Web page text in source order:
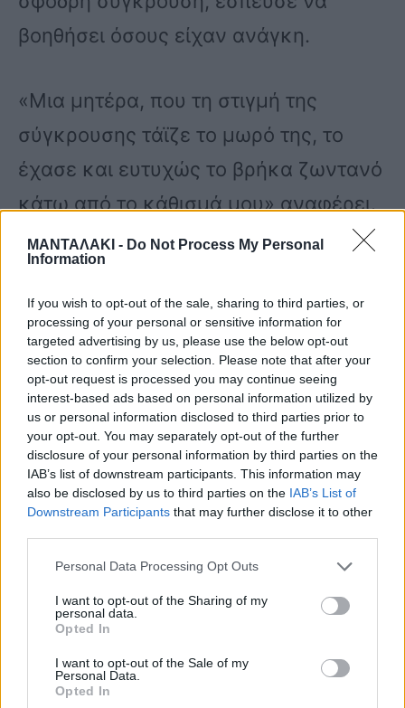
ΜΑΝΤΑΛΑΚΙ - Do Not Process My Personal
Information
If you wish to opt-out of the sale, sharing to third parties, or
processing of your personal or sensitive information for
targeted advertising by us, please use the below opt-out
section to confirm your selection. Please note that after your
opt-out request is processed you may continue seeing
interest-based ads based on personal information utilized by
us or personal information disclosed to third parties prior to
your opt-out. You may separately opt-out of the further
disclosure of your personal information by third parties on the
IAB’s list of downstream participants. This information may
also be disclosed by us to third parties on the IAB’s List of
Downstream Participants that may further disclose it to other
Personal Data Processing Opt Outs
I want to opt-out of the Sharing of my
personal data.
Opted In
I want to opt-out of the Sale of my
Personal Data.
Opted In
βοηθήσει όσους είχαν ανάγκη.
«Μια μητέρα, που τη στιγμή της
σύγκρουσης τάϊζε το μωρό της, το
έχασε και ευτυχώς το βρήκα ζωντανό
κάτω από το κάθισμά μου» αναφέρει.
Η κατάσταση στο βαγόνι ήταν
αποπνικτική λόγω των καπνών.
Ο Μιχάλης, αφού κατάφερε να βγάλει
από το βαγόνι τη μητέρα και το μωρό
από ένα σπασμένο τζάμι, επέστρεψε
και κατάφερε να απεγκλωβίσει μία
ακόμα κοπέλα που οι λαμαρίνες είχαν
σκεπάσει το μισό της σώμα, μαζί με το
αγόρι της που εκλιπαρούσε για
βοήθεια.
«Όταν βγήκα έξω και είδα την εικόνα